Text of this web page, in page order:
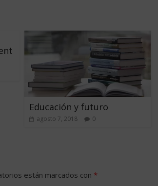
Educación y futuro
agosto 7, 2018 0
están marcados con *